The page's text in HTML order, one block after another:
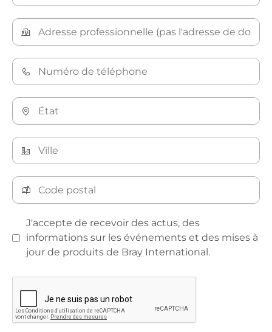
J'accepte de recevoir des actus, des
informations sur les événements et des mises à
jour de produits de Bray International.